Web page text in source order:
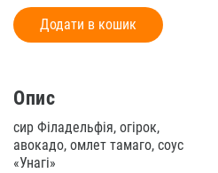
Додати в кошик
Опис
сир Філадельфія, огірок,
авокадо, омлет тамаго, соус
«Унагі»